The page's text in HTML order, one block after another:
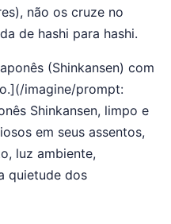
não os cruze no
de hashi para hashi.
(Shinkansen) com
imagine/prompt:
Shinkansen, limpo e
em seus assentos,
luz ambiente,
quietude dos